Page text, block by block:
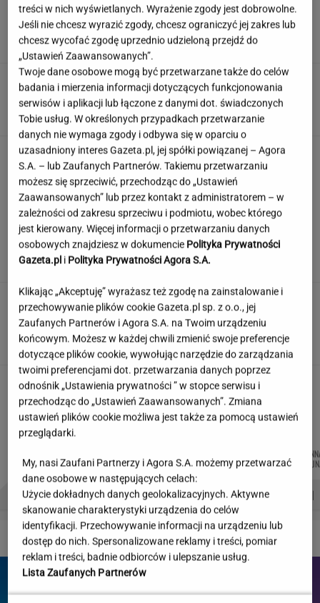
Niewielu wie, że Polk jest ojczymem posłanki
KO. Kłócą się o politykę?
Ciągnie cię do niedostępnych osób?
Psychologia mówi o powodach
Ten quiz wiedzy ogólnej odsieje inteligentnych
i oczytanych od reszty
To nie droga na skróty. Matka pokazuje, jak
naprawdę wygląda edukacja domowa
MATERIAŁ PROMOCYJNY
"Wymieniłam mojego byłego na
jego wujka milionera". Tak wciągają
mikrodramy
SUBSKRYPCJA
Teściowa mówi, że jest mamą jej
dziecka. "Chyba oszaleję"
KLAUDIA KIERZKOWSKA
DZIEJE SIĘ!
Autorzy:
KORYCKA
WIATROWSKI-BUJACZ
KOZŁOWSKI
PROBLEMY POLSKICH SIATKARZY ZNAK Z '30' WISŁAWA SZYMBORSKA
treści w nich wyświetlanych. Wyrażenie zgody jest dobrowolne.
Jeśli nie chcesz wyrazić zgody, chcesz ograniczyć jej zakres lub
chcesz wycofać zgodę uprzednio udzieloną przejdź do
„Ustawień Zaawansowanych”.
Twoje dane osobowe mogą być przetwarzane także do celów
badania i mierzenia informacji dotyczących funkcjonowania
serwisów i aplikacji lub łączone z danymi dot. świadczonych
Tobie usług. W określonych przypadkach przetwarzanie
danych nie wymaga zgody i odbywa się w oparciu o
uzasadniony interes Gazeta.pl, jej spółki powiązanej – Agora
S.A. – lub Zaufanych Partnerów. Takiemu przetwarzaniu
możesz się sprzeciwić, przechodząc do „Ustawień
Zaawansowanych” lub przez kontakt z administratorem – w
zależności od zakresu sprzeciwu i podmiotu, wobec którego
jest kierowany. Więcej informacji o przetwarzaniu danych
osobowych znajdziesz w dokumencie Polityka Prywatności
Gazeta.pl i Polityka Prywatności Agora S.A.
Klikając „Akceptuję” wyrażasz też zgodę na zainstalowanie i
przechowywanie plików cookie Gazeta.pl sp. z o.o., jej
Zaufanych Partnerów i Agora S.A. na Twoim urządzeniu
końcowym. Możesz w każdej chwili zmienić swoje preferencje
dotyczące plików cookie, wywołując narzędzie do zarządzania
twoimi preferencjami dot. przetwarzania danych poprzez
odnośnik „Ustawienia prywatności ” w stopce serwisu i
przechodząc do „Ustawień Zaawansowanych”. Zmiana
ustawień plików cookie możliwa jest także za pomocą ustawień
przeglądarki.
My, nasi Zaufani Partnerzy i Agora S.A. możemy przetwarzać
dane osobowe w następujących celach:
Użycie dokładnych danych geolokalizacyjnych. Aktywne
skanowanie charakterystyki urządzenia do celów
identyfikacji. Przechowywanie informacji na urządzeniu lub
dostęp do nich. Spersonalizowane reklamy i treści, pomiar
reklam i treści, badnie odbiorców i ulepszanie usług.
Lista Zaufanych Partnerów